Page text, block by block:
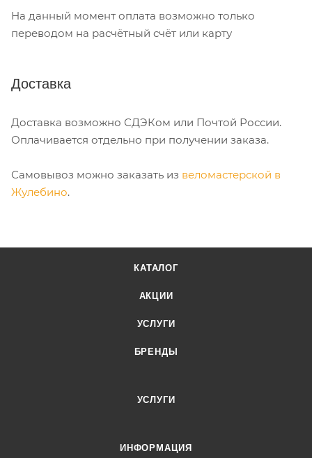
На данный момент оплата возможно только
переводом на расчётный счёт или карту
Доставка
Доставка возможно СДЭКом или Почтой России.
Оплачивается отдельно при получении заказа.
Самовывоз можно заказать из веломастерской в
Жулебино.
КАТАЛОГ
АКЦИИ
УСЛУГИ
БРЕНДЫ
УСЛУГИ
ИНФОРМАЦИЯ